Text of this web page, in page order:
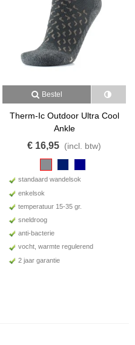
een normale lichte
eerst onsadvies.
Bestel
Therm-Ic Outdoor Ultra Cool
Ankle
€ 16,95 (incl. btw)
standaard wandelsok
enkelsok
temperatuur 15-35 gr.
sneldroog
anti-bacterie
vocht, warmte regulerend
2 jaar garantie